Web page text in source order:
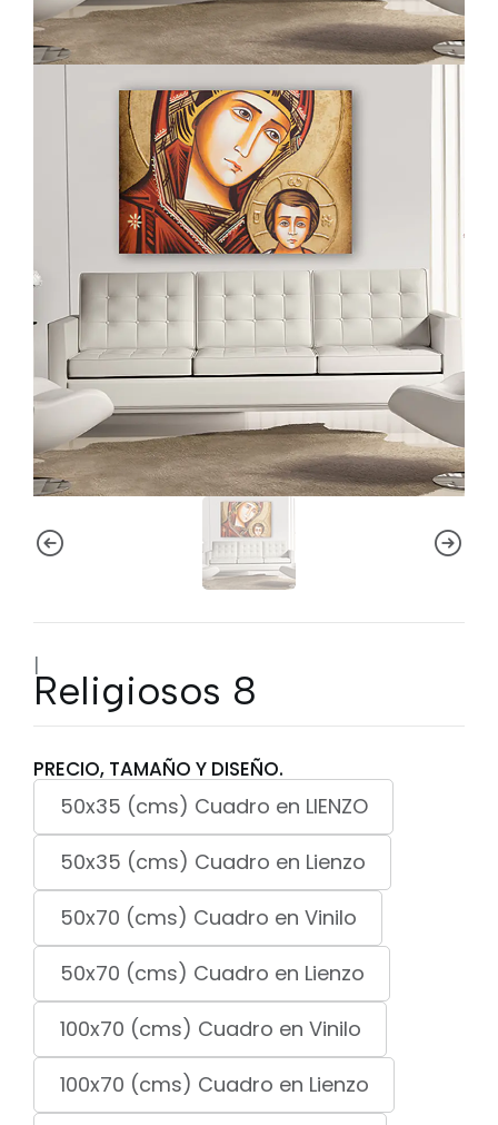
|
Religiosos 8
PRECIO, TAMAÑO Y DISEÑO.
50x35 (cms) Cuadro en LIENZO
50x35 (cms) Cuadro en Lienzo
50x70 (cms) Cuadro en Vinilo
50x70 (cms) Cuadro en Lienzo
100x70 (cms) Cuadro en Vinilo
100x70 (cms) Cuadro en Lienzo